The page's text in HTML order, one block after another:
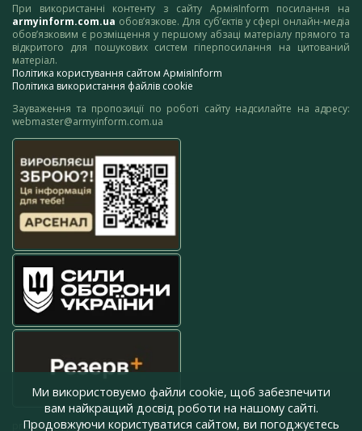
При використанні контенту з сайту АрміяInform посилання на
armyinform.com.ua обов’язкове. Для суб’єктів у сфері онлайн-медіа
обов’язковим є розміщення у першому абзаці матеріалу прямого та
відкритого для пошукових систем гіперпосилання на цитований
матеріал.
Політика користування сайтом АрміяInform
Політика використання файлів cookie
Зауваження та пропозиції по роботі сайту надсилайте на адресу:
webmaster@armyinform.com.ua
press@armyinform.com.ua
Ми використовуємо файли cookie, щоб забезпечити
вам найкращий досвід роботи на нашому сайті.
Продовжуючи користуватися сайтом, ви погоджуєтесь